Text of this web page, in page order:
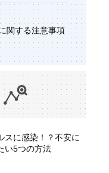
関する注意事項
スに感染！？不安に
い5つの方法